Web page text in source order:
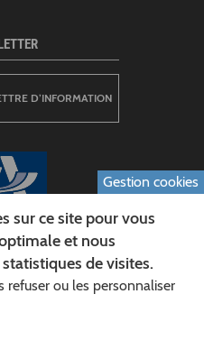
DE L'AISNE
:
D’INFORMATION
Gestion cookies
sur ce site pour vous
et nous
de visites.
refuser ou les personnaliser